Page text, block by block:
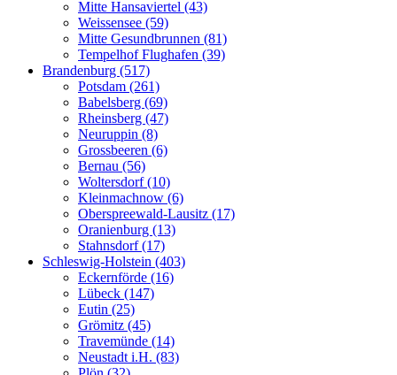
Mitte Hansaviertel (43)
Weissensee (59)
Mitte Gesundbrunnen (81)
Tempelhof Flughafen (39)
Brandenburg (517)
Potsdam (261)
Babelsberg (69)
Rheinsberg (47)
Neuruppin (8)
Grossbeeren (6)
Bernau (56)
Woltersdorf (10)
Kleinmachnow (6)
Oberspreewald-Lausitz (17)
Oranienburg (13)
Stahnsdorf (17)
Schleswig-Holstein (403)
Eckernförde (16)
Lübeck (147)
Eutin (25)
Grömitz (45)
Travemünde (14)
Neustadt i.H. (83)